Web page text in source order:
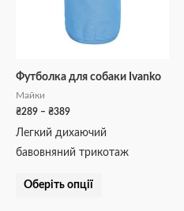
Футболка для собаки Ivanko
Майки
₴289 – ₴389
Легкий дихаючий
бавовняний трикотаж
Оберіть опції
можна
на